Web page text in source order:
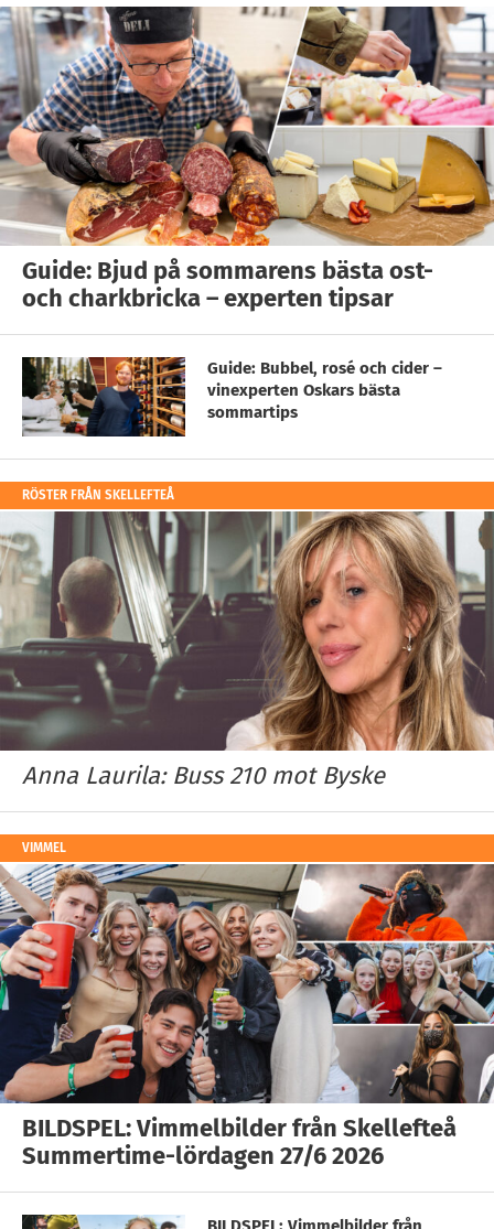
Guide: Bjud på sommarens bästa ost-
och charkbricka – experten tipsar
Guide: Bubbel, rosé och cider –
vinexperten Oskars bästa
sommartips
RÖSTER FRÅN SKELLEFTEÅ
Anna Laurila: Buss 210 mot Byske
VIMMEL
BILDSPEL: Vimmelbilder från Skellefteå
Summertime-lördagen 27/6 2026